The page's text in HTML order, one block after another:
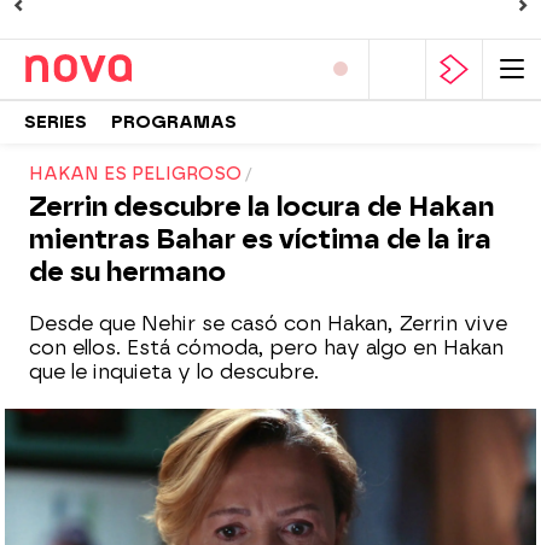
SERIES PROGRAMAS
HAKAN ES PELIGROSO
Zerrin descubre la locura de Hakan
mientras Bahar es víctima de la ira
de su hermano
Desde que Nehir se casó con Hakan, Zerrin vive
con ellos. Está cómoda, pero hay algo en Hakan
que le inquieta y lo descubre.